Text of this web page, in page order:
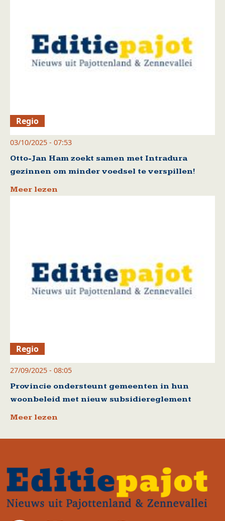
Regio
03/10/2025 - 07:53
Otto-Jan Ham zoekt samen met Intradura
gezinnen om minder voedsel te verspillen!
Meer lezen
Regio
27/09/2025 - 08:05
Provincie ondersteunt gemeenten in hun
woonbeleid met nieuw subsidiereglement
Meer lezen